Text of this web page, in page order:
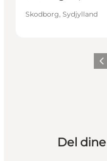
Skodborg, Sydjylland
Del